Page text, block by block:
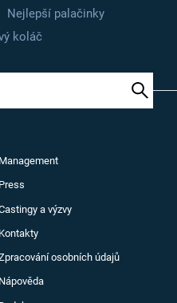
Nejlepší palačinky
koláč
Management
Press
a výzvy
Kontakty
osobních údajů
Nápověda